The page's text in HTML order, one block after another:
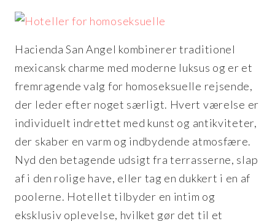
Hacienda San Angel kombinerer traditionel
mexicansk charme med moderne luksus og er et
fremragende valg for homoseksuelle rejsende,
der leder efter noget særligt. Hvert værelse er
individuelt indrettet med kunst og antikviteter,
der skaber en varm og indbydende atmosfære.
Nyd den betagende udsigt fra terrasserne, slap
af i den rolige have, eller tag en dukkert i en af
poolerne. Hotellet tilbyder en intim og
eksklusiv oplevelse, hvilket gør det til et